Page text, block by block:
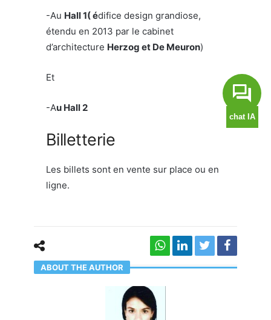
-Au Hall 1( édifice design grandiose,
étendu en 2013 par le cabinet
d’architecture Herzog et De Meuron)
Et
-Au Hall 2
Billetterie
Les billets sont en vente sur place ou en
ligne.
ABOUT THE AUTHOR